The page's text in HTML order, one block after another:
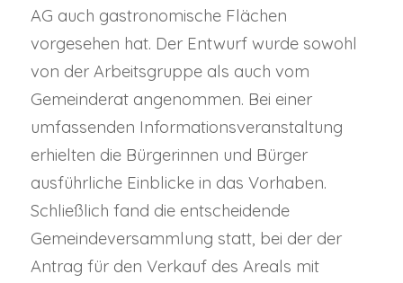
AG auch gastronomische Flächen
vorgesehen hat. Der Entwurf wurde sowohl
von der Arbeitsgruppe als auch vom
Gemeinderat angenommen. Bei einer
umfassenden Informationsveranstaltung
erhielten die Bürgerinnen und Bürger
ausführliche Einblicke in das Vorhaben.
Schließlich fand die entscheidende
Gemeindeversammlung statt, bei der der
Antrag für den Verkauf des Areals mit